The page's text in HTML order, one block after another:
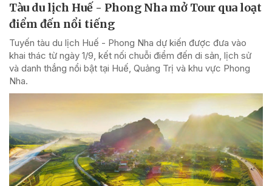
Tàu du lịch Huế - Phong Nha mở Tour qua loạt
điểm đến nổi tiếng
Tuyến tàu du lịch Huế - Phong Nha dự kiến được đưa vào
khai thác từ ngày 1/9, kết nối chuỗi điểm đến di sản, lịch sử
và danh thắng nổi bật tại Huế, Quảng Trị và khu vực Phong
Nha.